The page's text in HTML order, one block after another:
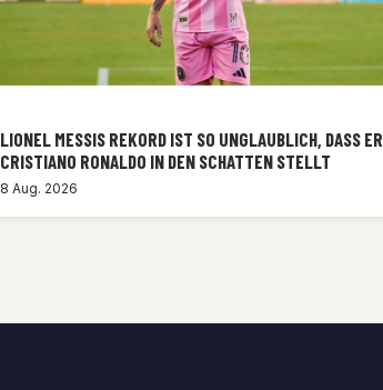
LIONEL MESSIS REKORD IST SO UNGLAUBLICH, DASS ER
CRISTIANO RONALDO IN DEN SCHATTEN STELLT
8 Aug. 2026